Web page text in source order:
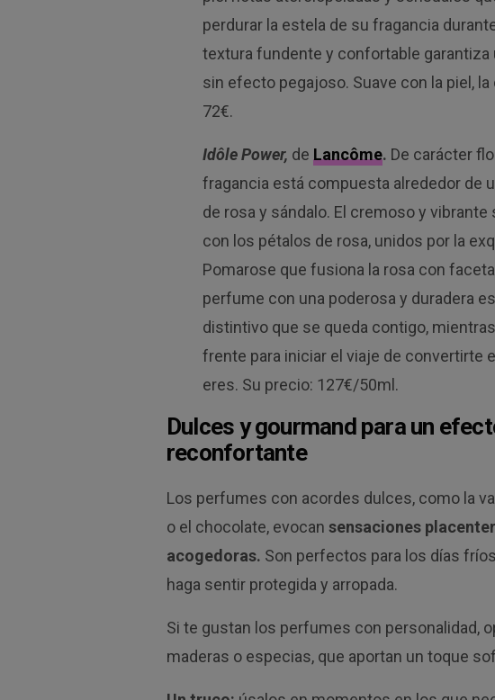
perdurar la estela de su fragancia
textura fundente y confortable garantiza
sin efecto pegajoso. Suave con la piel,
72€.
Idôle Power, de Lancôme. De carácter
fragancia está compuesta alrededor de
de rosa y sándalo. El cremoso y
con los pétalos de rosa, unidos por la
Pomarose que fusiona la rosa con
perfume con una poderosa y duradera
distintivo que se queda contigo,
frente para iniciar el viaje de convertirte
eres. Su precio: 127€/50ml.
Dulces y gourmand para un
reconfortante
Los perfumes con acordes dulces, como la
o el chocolate, evocansensaciones
acogedoras. Son perfectos para los días
haga sentir protegida y arropada.
Si te gustan los perfumes con personalidad,
maderas o especias, que aportan un toque